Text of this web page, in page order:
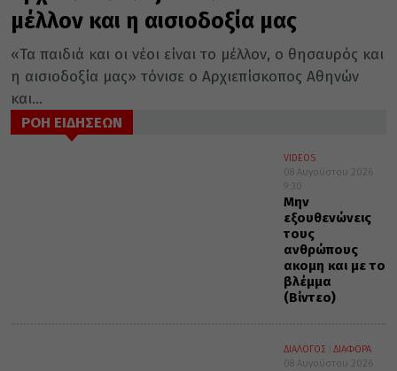
μέλλον και η αισιοδοξία μας
«Τα παιδιά και οι νέοι είναι το μέλλον, ο θησαυρός και
η αισιοδοξία μας» τόνισε ο Αρχιεπίσκοπος Αθηνών
και...
ΡΟΗ ΕΙΔΗΣΕΩΝ
VIDEOS
08 Αυγούστου 2026
9:30
Μην
εξουθενώνεις
τους
ανθρώπους
ακομη και με το
βλέμμα
(Βίντεο)
ΔΙΑΛΟΓΟΣ
ΔΙΑΦΟΡΑ
08 Αυγούστου 2026